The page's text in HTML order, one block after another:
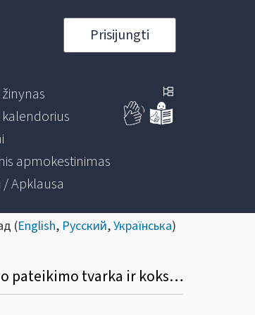
Prisijungti
apmokestinimas
Apklausa
(English, Русский,Українська)
Kada galima pateikti prašymą dėl administracinių baudų sumokėjimo išdėstymo? Kokia prašymo pateikimo tvarka ir koks sprendimo priėmimo terminas?